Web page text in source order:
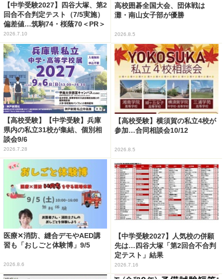
【中学受験2027】四谷大塚、第2
回合不合判定テスト（7/5実施）
偏差値…筑駒74・桜蔭70＜PR＞
2026.7.10
高校囲碁全国大会、団体戦は
灘・南山女子部が優勝
2026.8.5
【高校受験】【中学受験】兵庫
県内の私立31校が集結、個別相
談会9/6
2026.7.28
【高校受験】横須賀の私立4校が
参加…合同相談会10/12
2026.8.5
医療✕消防、縫合デモやAED講
習も「おしごと体験博」9/5
2026.8.6
【中学受験2027】人気校の併願
先は…四谷大塚「第2回合不合判
定テスト」結果
2026.7.16